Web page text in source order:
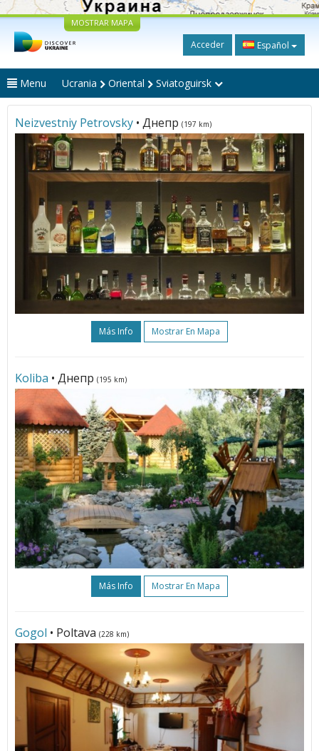
MOSTRAR MAPA
Acceder Español
Menu Ucrania Oriental Sviatoguirsk
Neizvestniy Petrovsky • Днепр (197 km)
Más Info Mostrar En Mapa
Koliba • Днепр (195 km)
Más Info Mostrar En Mapa
Gogol • Poltava (228 km)